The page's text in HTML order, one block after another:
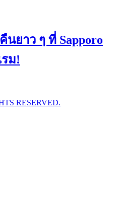
นยาว ๆ ที่ Sapporo
ม!
RESERVED.